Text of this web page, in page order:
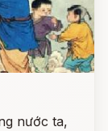
nước ta,